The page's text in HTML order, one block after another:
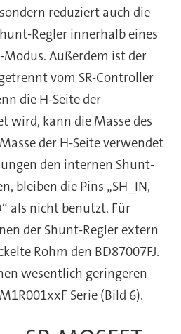
reduziert auch die
Regler innerhalb eines
Außerdem ist der
vom SR-Controller
die H-Seite der
wird, kann die Masse des
der H-Seite verwendet
den internen Shunt-
bleiben die Pins „SH_IN,
als nicht benutzt. Für
der Shunt-Regler extern
Rohm den BD87007FJ.
wesentlich geringeren
Serie (Bild 6).